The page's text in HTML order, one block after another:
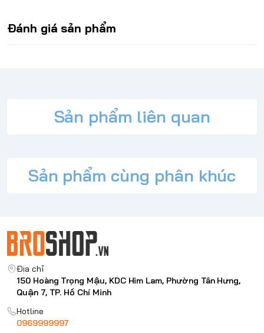
Móc đeo có thể tháo rời
Dễ dàng thao tác
Đánh giá sản phẩm
Sản phẩm liên quan
Sản phẩm cùng phân khúc
Địa chỉ
150 Hoàng Trọng Mậu, KDC Him Lam, Phường Tân Hưng,
Quận 7, TP. Hồ Chí Minh
Hotline
0969999997